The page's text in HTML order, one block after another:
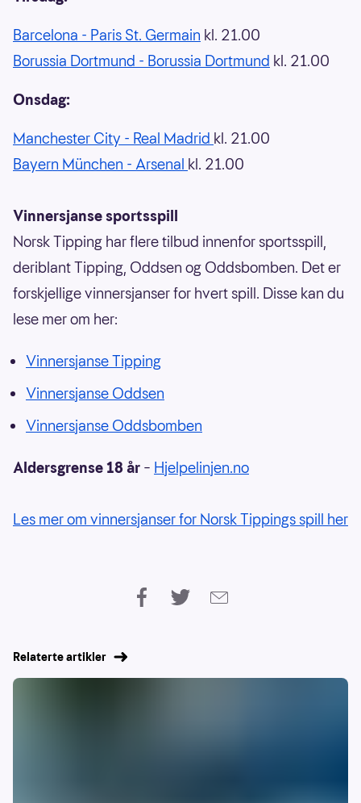
Barcelona - Paris St. Germain kl. 21.00
Borussia Dortmund - Borussia Dortmund kl. 21.00
Onsdag:
Manchester City - Real Madrid kl. 21.00
Bayern München - Arsenal kl. 21.00
Vinnersjanse sportsspill
Norsk Tipping har flere tilbud innenfor sportsspill,
deriblant Tipping, Oddsen og Oddsbomben. Det er
forskjellige vinnersjanser for hvert spill. Disse kan du
lese mer om her:
Vinnersjanse Tipping
Vinnersjanse Oddsen
Vinnersjanse Oddsbomben
Aldersgrense 18 år – Hjelpelinjen.no
Les mer om vinnersjanser for Norsk Tippings spill her
Relaterte artikler